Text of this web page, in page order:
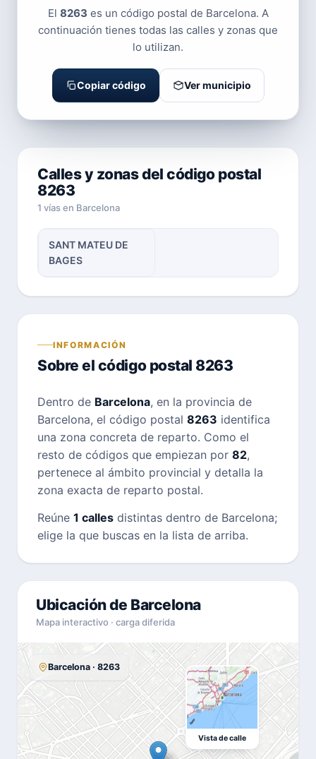
El 8263 es un código postal de Barcelona. A
continuación tienes todas las calles y zonas que
lo utilizan.
Copiar código Ver municipio
Calles y zonas del código postal
8263
1 vías en Barcelona
SANT MATEU DE
BAGES
INFORMACIÓN
Sobre el código postal 8263
Dentro de Barcelona, en la provincia de
Barcelona, el código postal 8263 identifica
una zona concreta de reparto. Como el
resto de códigos que empiezan por 82,
pertenece al ámbito provincial y detalla la
zona exacta de reparto postal.
Reúne 1 calles distintas dentro de Barcelona;
elige la que buscas en la lista de arriba.
Ubicación de Barcelona
Mapa interactivo · carga diferida
Barcelona · 8263
Vista de calle